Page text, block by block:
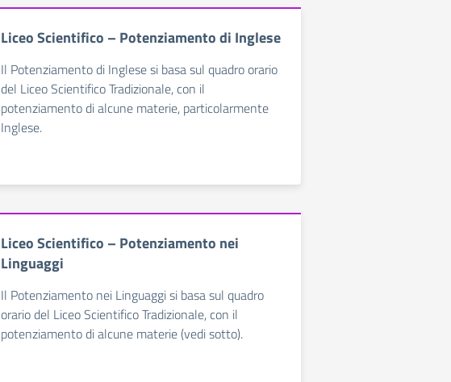
Liceo Scientifico – Potenziamento di Inglese
Il Potenziamento di Inglese si basa sul quadro orario
del Liceo Scientifico Tradizionale, con il
potenziamento di alcune materie, particolarmente
Inglese.
Liceo Scientifico – Potenziamento nei
Linguaggi
Il Potenziamento nei Linguaggi si basa sul quadro
orario del Liceo Scientifico Tradizionale, con il
potenziamento di alcune materie (vedi sotto).